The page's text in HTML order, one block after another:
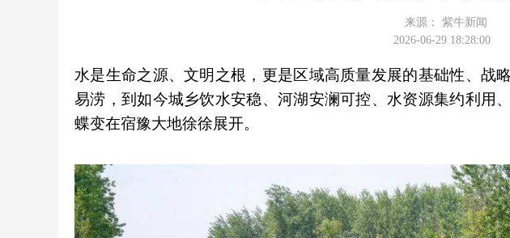
来源：
紫牛新闻
2026-06-29 18:28:00
水是生命之源、文明之根，更是区域高质量发展的基础性、战
易涝，到如今城乡饮水安稳、河湖安澜可控、水资源集约利用
蝶变在宿豫大地徐徐展开。